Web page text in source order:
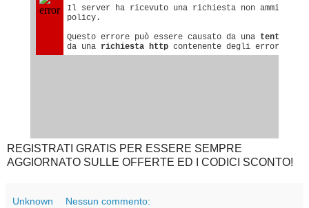
REGISTRATI GRATIS PER ESSERE SEMPRE
AGGIORNATO SULLE OFFERTE ED I CODICI SCONTO!
Unknown Nessun commento: